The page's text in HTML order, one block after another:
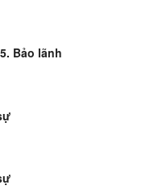
Bảo lãnh